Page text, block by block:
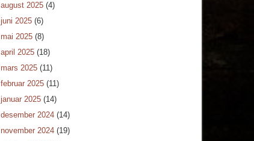
august 2025 (4)
juni 2025 (6)
mai 2025 (8)
april 2025 (18)
mars 2025 (11)
februar 2025 (11)
januar 2025 (14)
desember 2024 (14)
november 2024 (19)